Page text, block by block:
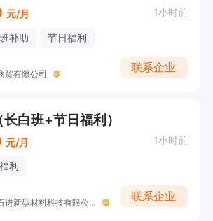
元/月 1小时前
补助 节日福利
贸有限公司
联系企业
白班+节日福利）
元/月 1小时前
利
长葛市春瑞石进新型材料科技有限公司
联系企业